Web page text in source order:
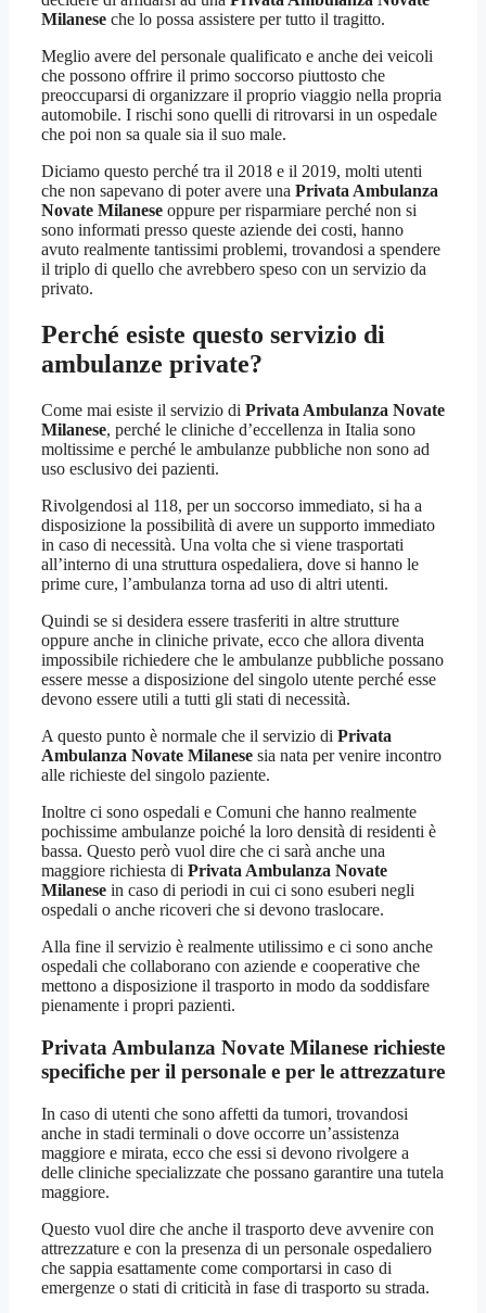
Milanese che lo possa assistere per tutto il tragitto.
Meglio avere del personale qualificato e anche dei veicoli
che possono offrire il primo soccorso piuttosto che
preoccuparsi di organizzare il proprio viaggio nella propria
automobile. I rischi sono quelli di ritrovarsi in un ospedale
che poi non sa quale sia il suo male.
Diciamo questo perché tra il 2018 e il 2019, molti utenti
che non sapevano di poter avere una Privata Ambulanza
Novate Milanese oppure per risparmiare perché non si
sono informati presso queste aziende dei costi, hanno
avuto realmente tantissimi problemi, trovandosi a spendere
il triplo di quello che avrebbero speso con un servizio da
privato.
Perché esiste questo servizio di
ambulanze private?
Come mai esiste il servizio di Privata Ambulanza Novate
Milanese, perché le cliniche d’eccellenza in Italia sono
moltissime e perché le ambulanze pubbliche non sono ad
uso esclusivo dei pazienti.
Rivolgendosi al 118, per un soccorso immediato, si ha a
disposizione la possibilità di avere un supporto immediato
in caso di necessità. Una volta che si viene trasportati
all’interno di una struttura ospedaliera, dove si hanno le
prime cure, l’ambulanza torna ad uso di altri utenti.
Quindi se si desidera essere trasferiti in altre strutture
oppure anche in cliniche private, ecco che allora diventa
impossibile richiedere che le ambulanze pubbliche possano
essere messe a disposizione del singolo utente perché esse
devono essere utili a tutti gli stati di necessità.
A questo punto è normale che il servizio di Privata
Ambulanza Novate Milanese sia nata per venire incontro
alle richieste del singolo paziente.
Inoltre ci sono ospedali e Comuni che hanno realmente
pochissime ambulanze poiché la loro densità di residenti è
bassa. Questo però vuol dire che ci sarà anche una
maggiore richiesta di Privata Ambulanza Novate
Milanese in caso di periodi in cui ci sono esuberi negli
ospedali o anche ricoveri che si devono traslocare.
Alla fine il servizio è realmente utilissimo e ci sono anche
ospedali che collaborano con aziende e cooperative che
mettono a disposizione il trasporto in modo da soddisfare
pienamente i propri pazienti.
Privata Ambulanza Novate Milanese richieste
specifiche per il personale e per le attrezzature
In caso di utenti che sono affetti da tumori, trovandosi
anche in stadi terminali o dove occorre un’assistenza
maggiore e mirata, ecco che essi si devono rivolgere a
delle cliniche specializzate che possano garantire una tutela
maggiore.
Questo vuol dire che anche il trasporto deve avvenire con
attrezzature e con la presenza di un personale ospedaliero
che sappia esattamente come comportarsi in caso di
emergenze o stati di criticità in fase di trasporto su strada.